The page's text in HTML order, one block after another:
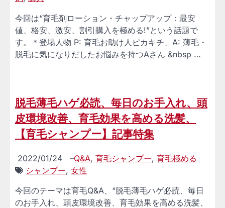
今回は“育毛剤ローション・チャップアップ：最安
値、格安、激安、割引購入を極める!”という話題で
す。＊登場人物 P: 育毛お助け人ピカキチ、A: 薄毛・
脱毛に気になりだしたお悩みを持つAさん &nbsp …
脱毛薄毛ハゲ必読、毎日のお手入れ、頭
皮環境改善、育毛効果を高める洗髪、
【育毛シャンプー】記事特集
2022/01/24 –Q&A, 育毛シャンプー, 育毛極める
シャンプー, 女性
今回のテーマは育毛Q&A、“脱毛薄毛ハゲ必読、毎日
のお手入れ、頭皮環境改善、育毛効果を高める洗髪、